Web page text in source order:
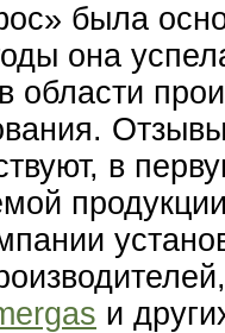
была
она
в
и